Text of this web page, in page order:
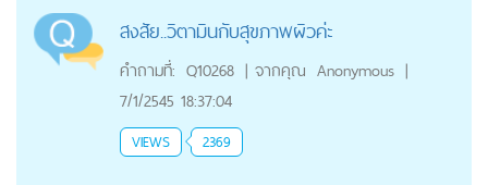
สงสัย..วิตามินกับสุขภาพผิวค่ะ
คำถามที่: Q10268 | จากคุณ Anonymous |
7/1/2545 18:37:04
VIEWS 2369